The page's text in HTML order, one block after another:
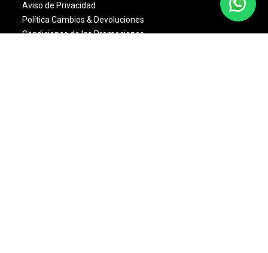
Aviso de Privacidad
Política Cambios & Devoluciones
Condiciones de las Promociones